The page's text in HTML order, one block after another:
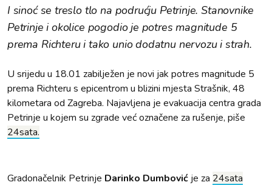
I sinoć se treslo tlo na podrućju Petrinje. Stanovnike
Petrinje i okolice pogodio je potres magnitude 5
prema Richteru i tako unio dodatnu nervozu i strah.
U srijedu u 18.01 zabilježen je novi jak potres magnitude 5
prema Richteru s epicentrom u blizini mjesta Strašnik, 48
kilometara od Zagreba. Najavljena je evakuacija centra grada
Petrinje u kojem su zgrade već označene za rušenje, piše
24sata.
Gradonačelnik Petrinje Darinko Dumbović je za 24sata